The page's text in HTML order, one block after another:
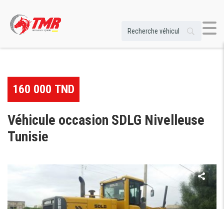
160 000 TND
Véhicule occasion SDLG Nivelleuse
Tunisie